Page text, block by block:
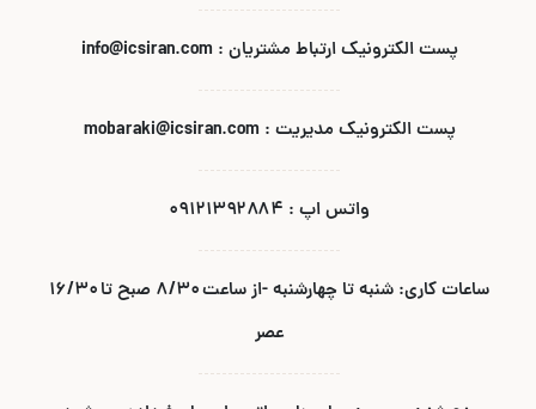
پست الکترونیک ارتباط مشتریان : info@icsiran.com
پست الکترونیک مدیریت : mobaraki@icsiran.com
واتس اپ : ۰۹۱۲۱۳۹۲۸۸۴
ساعات کاری: شنبه تا چهارشنبه -از ساعت ۸/۳۰ صبح تا ۱۶/۳۰
عصر